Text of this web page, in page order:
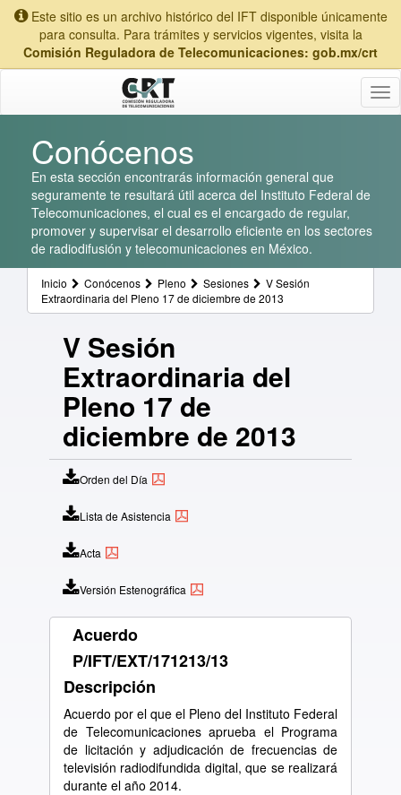
Este sitio es un archivo histórico del IFT disponible únicamente
para consulta. Para trámites y servicios vigentes, visita la
Comisión Reguladora de Telecomunicaciones: gob.mx/crt
Conócenos
En esta sección encontrarás información general que
seguramente te resultará útil acerca del Instituto Federal de
Telecomunicaciones, el cual es el encargado de regular,
promover y supervisar el desarrollo eficiente en los sectores
de radiodifusión y telecomunicaciones en México.
Inicio Conócenos Pleno Sesiones
V Sesión
Extraordinaria del Pleno 17 de diciembre de 2013
V Sesión
Extraordinaria del
Pleno 17 de
diciembre de 2013
Orden del Día
Lista de Asistencia
Acta
Versión Estenográfica
Acuerdo
P/IFT/EXT/171213/13
Descripción
Acuerdo por el que el Pleno del Instituto Federal
de Telecomunicaciones aprueba el Programa
de licitación y adjudicación de frecuencias de
televisión radiodifundida digital, que se realizará
durante el año 2014.